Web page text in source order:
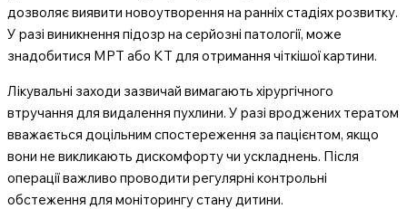
дозволяє виявити новоутворення на ранніх стадіях розвитку.
У разі виникнення підозр на серйозні патології, може
знадобитися МРТ або КТ для отримання чіткішої картини.
Лікувальні заходи зазвичай вимагають хірургічного
втручання для видалення пухлини. У разі вроджених тератом
вважається доцільним спостереження за пацієнтом, якщо
вони не викликають дискомфорту чи ускладнень. Після
операції важливо проводити регулярні контрольні
обстеження для моніторингу стану дитини.